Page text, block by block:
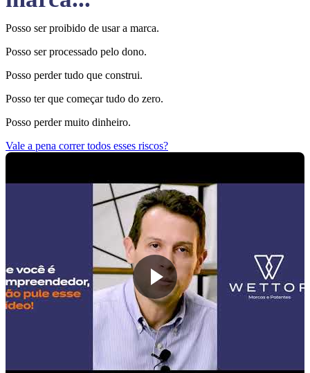
Posso ser proibido de usar a marca.
Posso ser processado pelo dono.
Posso perder tudo que construi.
Posso ter que começar tudo do zero.
Posso perder muito dinheiro.
Vale a pena correr todos esses riscos?